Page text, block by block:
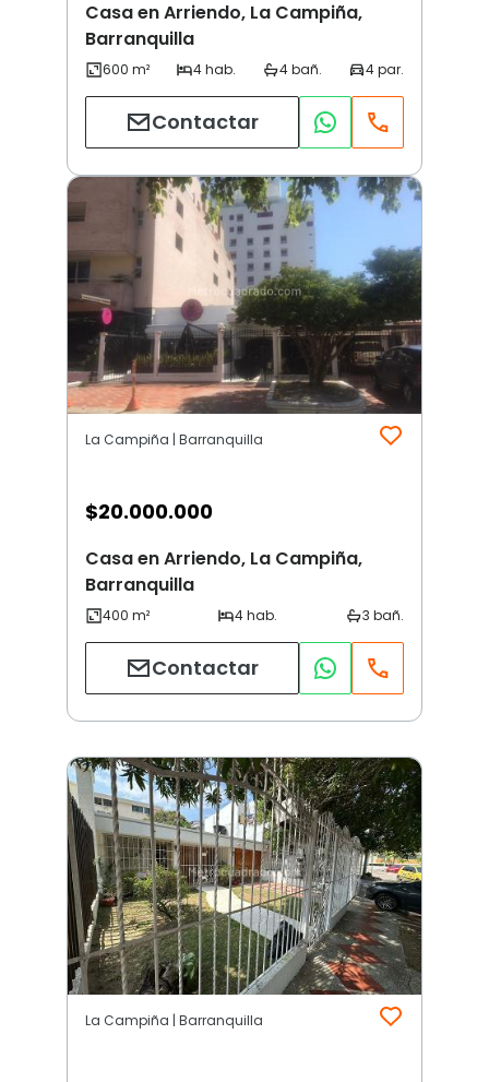
Casa en Arriendo, La Campiña,
Barranquilla
Contactar
La Campiña | Barranquilla
$20.000.000
Casa en Arriendo, La Campiña,
Barranquilla
Contactar
La Campiña | Barranquilla